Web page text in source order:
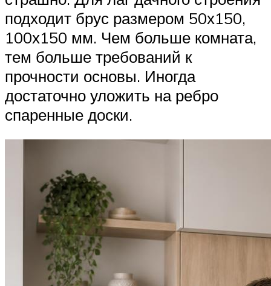
подходит брус размером 50х150,
100х150 мм. Чем больше комната,
тем больше требований к
прочности основы. Иногда
достаточно уложить на ребро
спаренные доски.